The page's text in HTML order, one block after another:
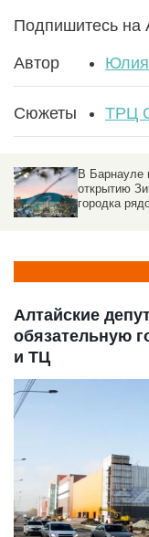
Подпишитесь на
Автор Юлия
Сюжеты ТРЦ
В Барнауле
открытию
городка
Алтайские
обязательную
и ТЦ